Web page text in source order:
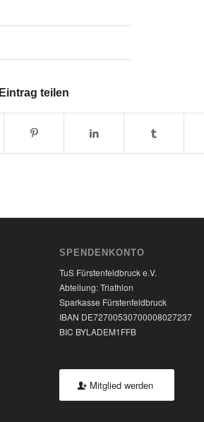
Eintrag teilen
SPENDENKONTO
TuS Fürstenfeldbruck e.V.
Abteilung: Triathlon
Sparkasse Fürstenfeldbruck
IBAN DE72700530700008027237
BIC BYLADEM1FFB
Mitglied werden